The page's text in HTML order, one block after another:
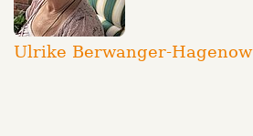
Ulrike Berwanger-Hagenow